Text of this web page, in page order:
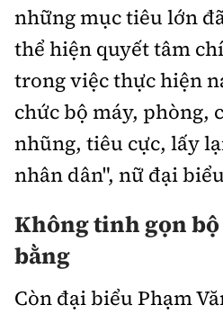
những mục tiêu lớn
thể hiện quyết tâm
trong việc thực hiện
chức bộ máy, phòng,
nhũng, tiêu cực, lấy
nhân dân", nữ đại
Không tinh gọn
bằng
Còn đại biểu Phạm